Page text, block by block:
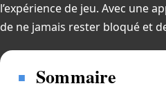
l’expérience de jeu. Avec une
de ne jamais rester bloqué et
Sommaire